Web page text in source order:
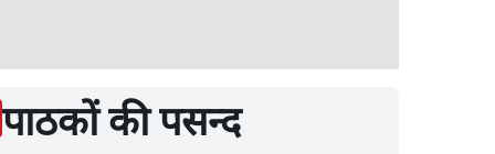
पाठकों की पसन्द